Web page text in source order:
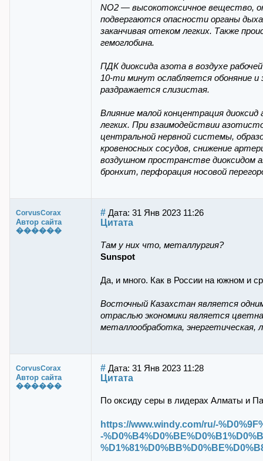
NO2 — высокотоксичное вещество,
подвергаются опасности органы
заканчивая отеком легких. Также
гемоглобина.
ПДК диоксида азота в воздухе
10-ти минут ослабляется обоняние
раздражается слизистая.
Влияние малой концентрация
легких. При взаимодействии
центральной нервной системы,
кровеносных сосудов, снижение
воздушном пространстве диоксидом
бронхит, перфорация носовой
CorvusCorax
Автор сайта
������
# Дата: 31 Янв 2023 11:26
Цитата
Там у них что, металлургия?
Sunspot
Да, и много. Как в России на южном и
Восточный Казахстан является
отраслью экономики является
металлообработка,
CorvusCorax
Автор сайта
������
# Дата: 31 Янв 2023 11:28
Цитата
По оксиду серы в лидерах Алматы и
https://www.windy.com/ru/-
-